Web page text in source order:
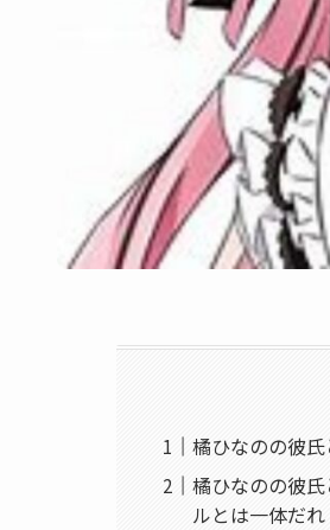
橘ひなのの彼
橘ひなのの彼
ルとは一体だれ